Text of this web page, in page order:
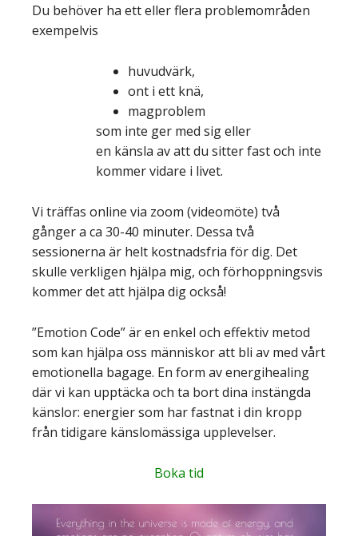
Du behöver ha ett eller flera problemområden
exempelvis
huvudvärk,
ont i ett knä,
magproblem
som inte ger med sig eller
en känsla av att du sitter fast och inte
kommer vidare i livet.
Vi träffas online via zoom (videomöte) två
gånger a ca 30-40 minuter. Dessa två
sessionerna är helt kostnadsfria för dig. Det
skulle verkligen hjälpa mig, och förhoppningsvis
kommer det att hjälpa dig också!
”Emotion Code” är en enkel och effektiv metod
som kan hjälpa oss människor att bli av med vårt
emotionella bagage. En form av energihealing
där vi kan upptäcka och ta bort dina instängda
känslor: energier som har fastnat i din kropp
från tidigare känslomässiga upplevelser.
Boka tid